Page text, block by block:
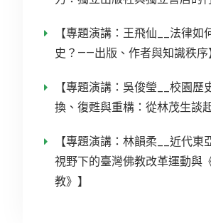
【專題演講：王飛仙__法律如
史？——出版、作者與知識秩序
【專題演講：吳俊瑩__校園歷
換、復甦與重構：從林茂生談起
【專題演講：林韻柔__近代東
視野下的臺灣佛教改革運動與
教》】